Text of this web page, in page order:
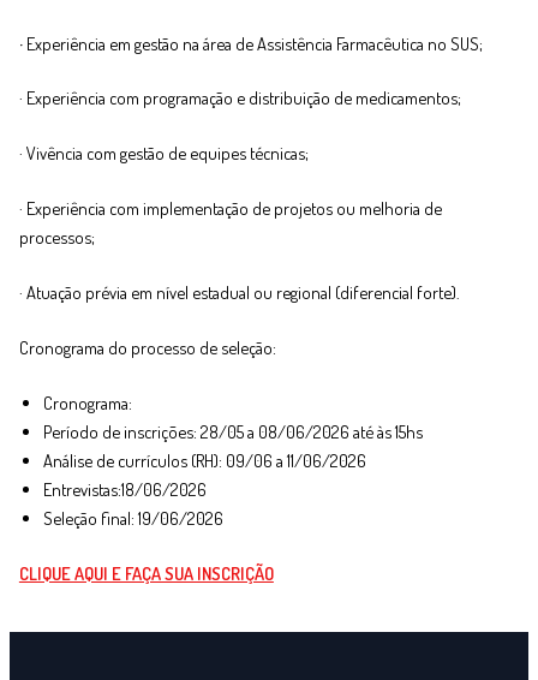
·Experiência em gestão na área de Assistência Farmacêutica no SUS;
· Experiência com programação e distribuição de medicamentos;
· Vivência com gestão de equipes técnicas;
· Experiência com implementação de projetos ou melhoria de
processos;
· Atuação prévia em nível estadual ou regional (diferencial forte).
Cronograma do processo de seleção:
Cronograma:
Período de inscrições: 28/05 a 08/06/2026 até às 15hs
Análise de currículos (RH): 09/06 a 11/06/2026
Entrevistas:18/06/2026
Seleção final: 19/06/2026
CLIQUE AQUI E FAÇA SUA INSCRIÇÃO